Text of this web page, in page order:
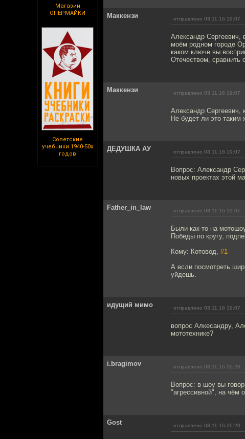
Магазин
ОПЕРМАЙКИ
Советские
учебники 1940-50х
годов
Маккензи отправлено 03.11.16 19:07
Александр Сергеевич,
моём родном городе
каком ключе вы
Отечеством, сравнить
Маккензи отправлено 03.11.16 19:07
Александр Сергеевич,
Не будет ли это таким
ДЕДУШКА АУ отправлено 03.11.16 19:07
Вопрос: Александр
новых проектах этой
Father_in_law отправлено 03.11.16 19:07
Были как-то на
Победы по кругу,
Кому: Котовод, #1
А если посмотреть
уйдешь.
идущий мимо отправлено 03.11.16 19:07
вопрос Алкесандру,
мототехнике?
i.bragimov отправлено 03.11.16 20:20
Вопрос: в шоу вы
"агрессивной", на чём
Gost отправлено 03.11.16 20:20